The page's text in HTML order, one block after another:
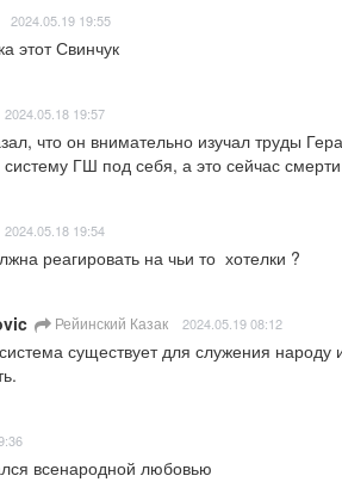
2024.05.19 19:55
этот Свинчук
2024.05.18 19:57
что он внимательно изучал труды
систему ГШ под себя, а это сейчас
2024.05.18 19:54
реагировать на чьи то  хотелки ?
Рейинский Казак 2024.05.19 08:12
существует для служения
всенародной любовью